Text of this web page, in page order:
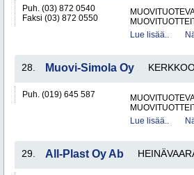
Puh. (03) 872 0540
Faksi (03) 872 0550
Lue lisää..
28. Muovi-Simola Oy
Puh. (019) 645 587
Lue lisää..
29. All-Plast Oy Ab